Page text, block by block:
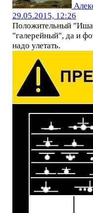
29.05.2015, 12:26
Положительный
"галерейный", да и
надо улетать.